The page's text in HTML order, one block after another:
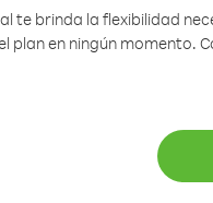
te brinda la flexibilidad
plan en ningún momento.